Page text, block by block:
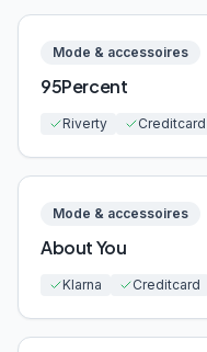
Mode & accessoires
95Percent
Riverty Creditcard
Mode & accessoires
About You
Klarna Creditcard